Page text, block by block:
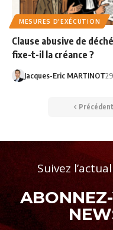
MESURES D'EXÉCUTION
Clause abusive de
fixe-t-il la créance ?
Jacques-Eric MARTINOT
Précédent
Suivez